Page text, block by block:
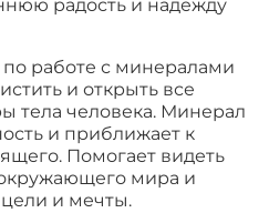
радость и надежду
работе с минералами
и открыть все
тела человека. Минерал
и приближает к
Помогает видеть
мира и
и мечты.